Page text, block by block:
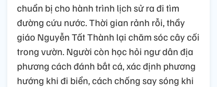
chuẩn bị cho hành trình lịch sử ra đi tìm
đường cứu nước. Thời gian rảnh rỗi, thầy
giáo Nguyễn Tất Thành lại chăm sóc cây cối
trong vườn. Người còn học hỏi ngư dân địa
phương cách đánh bắt cá, xác định phương
hướng khi đi biển, cách chống say sóng khi